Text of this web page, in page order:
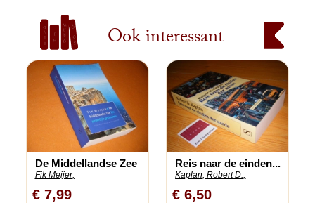
Ook interessant
De Middellandse Zee
Fik Meijer;
€ 7,99
Reis naar de einden...
Kaplan, Robert D.;
€ 6,50